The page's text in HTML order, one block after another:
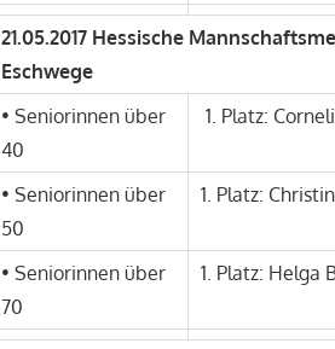
21.05.2017 Hessische
Eschwege
• Seniorinnen über
40
1. Platz:
• Seniorinnen über
50
1. Platz:
• Seniorinnen über
70
1. Platz: Helga